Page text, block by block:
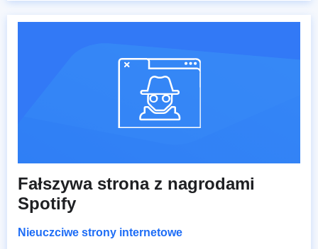
Fałszywa strona z nagrodami
Spotify
Nieuczciwe strony internetowe